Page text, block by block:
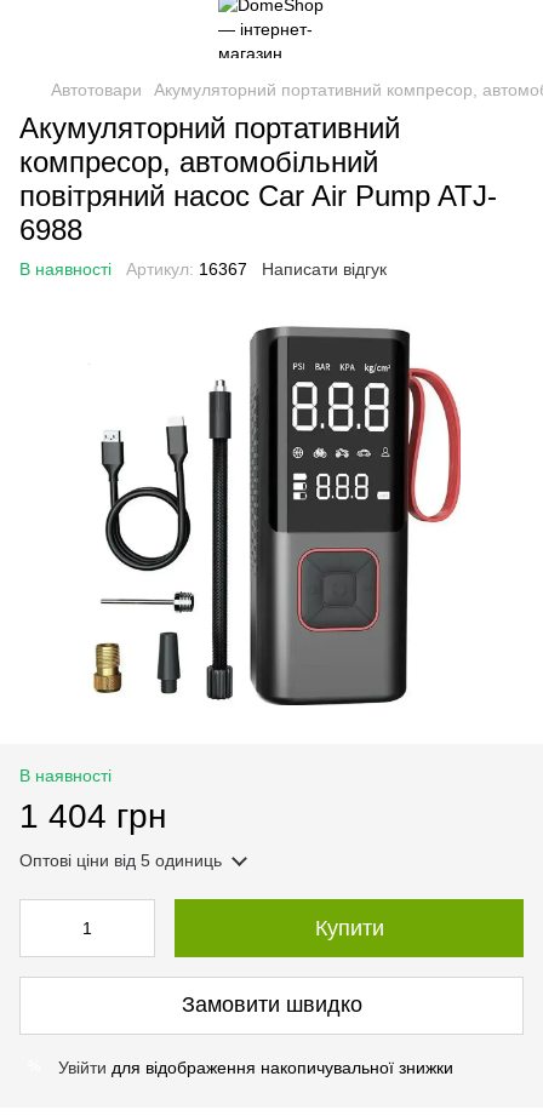
Автотовари Акумуляторний портативний компресор,
Акумуляторний портативний
компресор, автомобільний
повітряний насос Car Air Pump ATJ-
6988
В наявності Артикул: 16367 Написати відгук
В наявності
1 404 грн
Оптові ціни від 5 одиниць
Купити
Замовити швидко
Увійти для відображення накопичувальної знижки